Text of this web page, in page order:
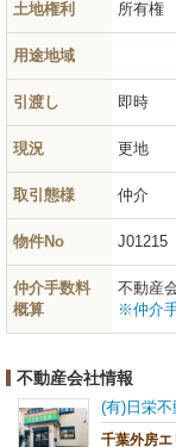
土地権利 所有権
用途地域
引渡し 即時
現況 更地
取引態様 仲介
物件No J01215
仲介手数料
概算
不動産
※仲介
不動産会社情報
(有)日栄不
千葉外房エ